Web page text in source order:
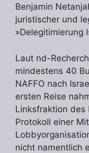
Benjamin
juristischer und
»Delegitimierung
Laut nd-
mindestens 40
NAFFO nach
ersten Reise
Linksfraktion des
Protokoll einer
nicht namentlich